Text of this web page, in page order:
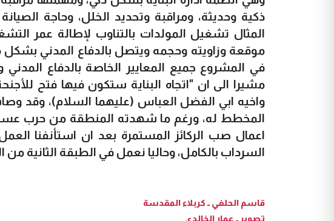
ذكية وحديثة، ومراقبة وتحديد الخلل، وحاجة
المثال تشغيل المولدات بالتناوب لإطالة عمر
موقعة وزاويته وحجمه ويتصل بالدفاع المدني
في المشروع جميع المعايير الخاصة بالدفاع
مشيرا الى ان "اتجاه البناية ستكون فيها فتح
المخطط له، ورغم ما شهدته المنطقة من حرب
اعمال صب الركائز المستمرة بعد ان استأنفنا العمل
السرداب بالكامل، وحاليا نعمل في الطبقة الثانية
قاسم الحلفي ــ كربلاء المقدسة
تصوير ــ عمار الخالدي